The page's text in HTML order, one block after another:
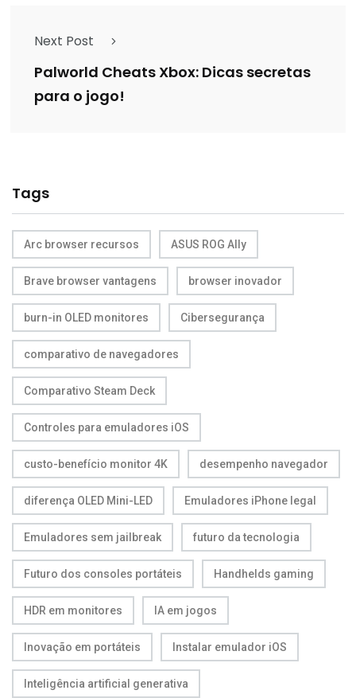
Next Post
Palworld Cheats Xbox: Dicas secretas
para o jogo!
Tags
Arc browser recursos ASUS ROG Ally
Brave browser vantagens browser inovador
burn-in OLED monitores Cibersegurança
comparativo de navegadores
Comparativo Steam Deck
Controles para emuladores iOS
custo-benefício monitor 4K desempenho navegador
diferença OLED Mini-LED Emuladores iPhone legal
Emuladores sem jailbreak futuro da tecnologia
Futuro dos consoles portáteis Handhelds gaming
HDR em monitores IA em jogos
Inovação em portáteis Instalar emulador iOS
Inteligência artificial generativa